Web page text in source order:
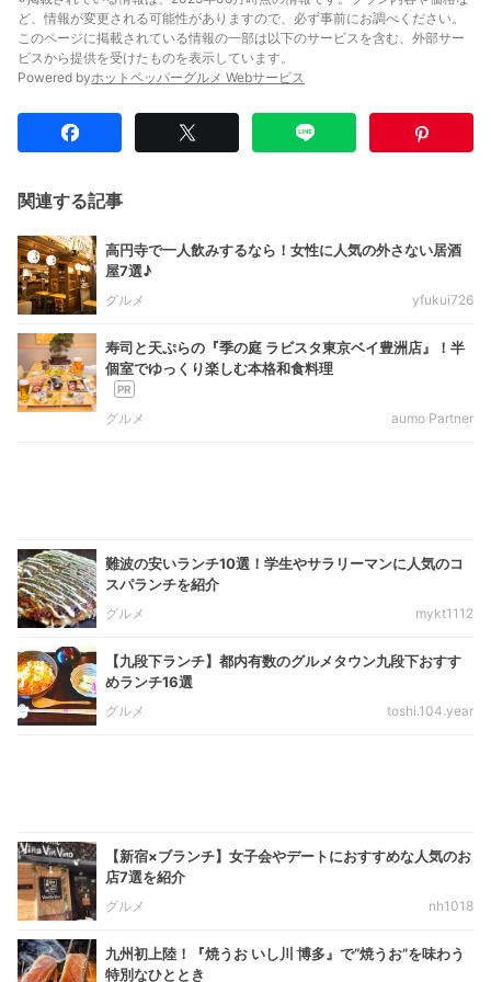
ど、情報が変更される可能性がありますので、必ず事前にお調べください。
このページに掲載されている情報の一部は以下のサービスを含む、外部サー
ビスから提供を受けたものを表示しています。
Powered byホットペッパーグルメ Webサービス
関連する記事
高円寺で一人飲みするなら！女性に人気の外さない居酒
屋7選♪
グルメ yfukui726
寿司と天ぷらの『季の庭 ラビスタ東京ベイ豊洲店』！半
個室でゆっくり楽しむ本格和食料理
グルメ aumo Partner
難波の安いランチ10選！学生やサラリーマンに人気のコ
スパランチを紹介
グルメ mykt1112
【九段下ランチ】都内有数のグルメタウン九段下おすす
めランチ16選
グルメ toshi.104.year
【新宿×ブランチ】女子会やデートにおすすめな人気のお
店7選を紹介
グルメ nh1018
九州初上陸！『焼うお いし川 博多』で“焼うお”を味わう
特別なひととき